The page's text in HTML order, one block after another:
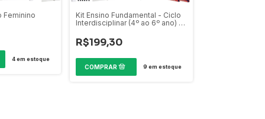
Feminino
4em estoque
Kit Ensino Fundamental - Ciclo
Interdisciplinar (4º ao 6º ano) -
R$199,30
9 em estoque